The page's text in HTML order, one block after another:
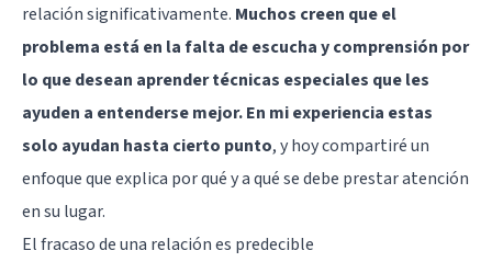
relación significativamente. Muchos creen que el
problema está en la falta de escucha y comprensión por
lo que desean aprender técnicas especiales que les
ayuden a entenderse mejor. En mi experiencia estas
solo ayudan hasta cierto punto, y hoy compartiré un
enfoque que explica por qué y a qué se debe prestar atención
en su lugar.
El fracaso de una relación es predecible